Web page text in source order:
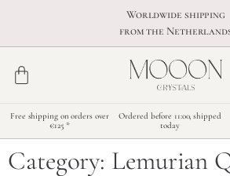
Worldwide shipping
from the
Free shipping on orders over
€125 *
Ordered before 11:00, shipped
today
Category: Lemurian